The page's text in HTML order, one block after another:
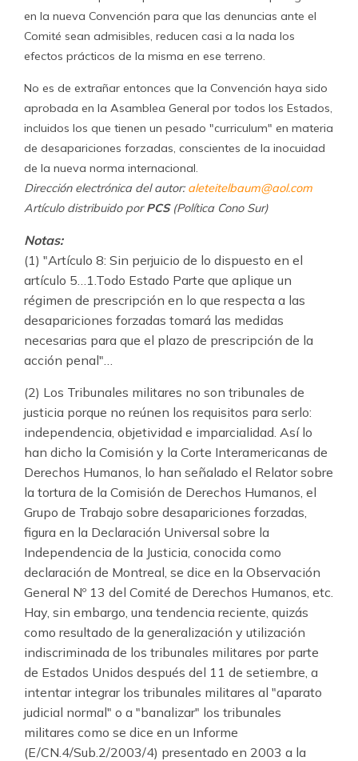
en la nueva Convención para que las denuncias ante el
Comité sean admisibles, reducen casi a la nada los
efectos prácticos de la misma en ese terreno.
No es de extrañar entonces que la Convención haya sido
aprobada en la Asamblea General por todos los Estados,
incluidos los que tienen un pesado "curriculum" en materia
de desapariciones forzadas, conscientes de la inocuidad
de la nueva norma internacional.
Dirección electrónica del autor: aleteitelbaum@aol.com
Artículo distribuido porPCS(Política Cono Sur)
Notas:
(1) "Artículo 8: Sin perjuicio de lo dispuesto en el
artículo 5…1.Todo Estado Parte que aplique un
régimen de prescripción en lo que respecta a las
desapariciones forzadas tomará las medidas
necesarias para que el plazo de prescripción de la
acción penal"…
(2) Los Tribunales militares no son tribunales de
justicia porque no reúnen los requisitos para serlo:
independencia, objetividad e imparcialidad. Así lo
han dicho la Comisión y la Corte Interamericanas de
Derechos Humanos, lo han señalado el Relator sobre
la tortura de la Comisión de Derechos Humanos, el
Grupo de Trabajo sobre desapariciones forzadas,
figura en la Declaración Universal sobre la
Independencia de la Justicia, conocida como
declaración de Montreal, se dice en la Observación
General Nº 13 del Comité de Derechos Humanos, etc.
Hay, sin embargo, una tendencia reciente, quizás
como resultado de la generalización y utilización
indiscriminada de los tribunales militares por parte
de Estados Unidos después del 11 de setiembre, a
intentar integrar los tribunales militares al "aparato
judicial normal" o a "banalizar" los tribunales
militares como se dice en un Informe
(E/CN.4/Sub.2/2003/4) presentado en 2003 a la